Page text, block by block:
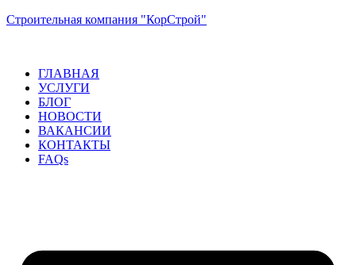
Строительная компания "КорСтрой"
ГЛАВНАЯ
УСЛУГИ
БЛОГ
НОВОСТИ
ВАКАНСИИ
КОНТАКТЫ
FAQs